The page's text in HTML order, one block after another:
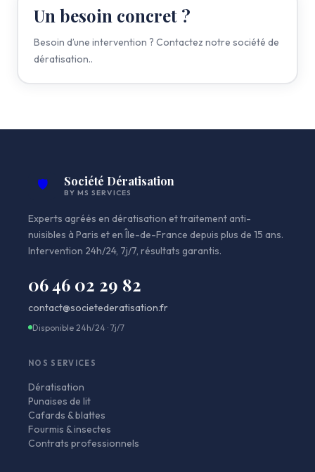
Un besoin concret ?
Besoin d’une intervention ? Contactez notre société de
dératisation..
🛡️ Société Dératisation
BY MS SERVICES
Experts agréés en dératisation et traitement anti-
nuisibles à Paris et en Île-de-France depuis plus de 15 ans.
Intervention 24h/24, 7j/7, résultats garantis.
06 46 02 29 82
contact@societederatisation.fr
Disponible 24h/24 · 7j/7
NOS SERVICES
Dératisation
Punaises de lit
Cafards & blattes
Fourmis & insectes
Contrats professionnels